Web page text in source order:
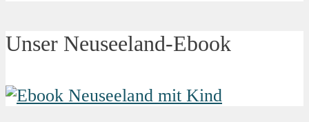
Unser Neuseeland-Ebook